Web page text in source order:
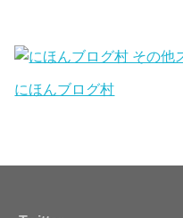
にほんブログ村